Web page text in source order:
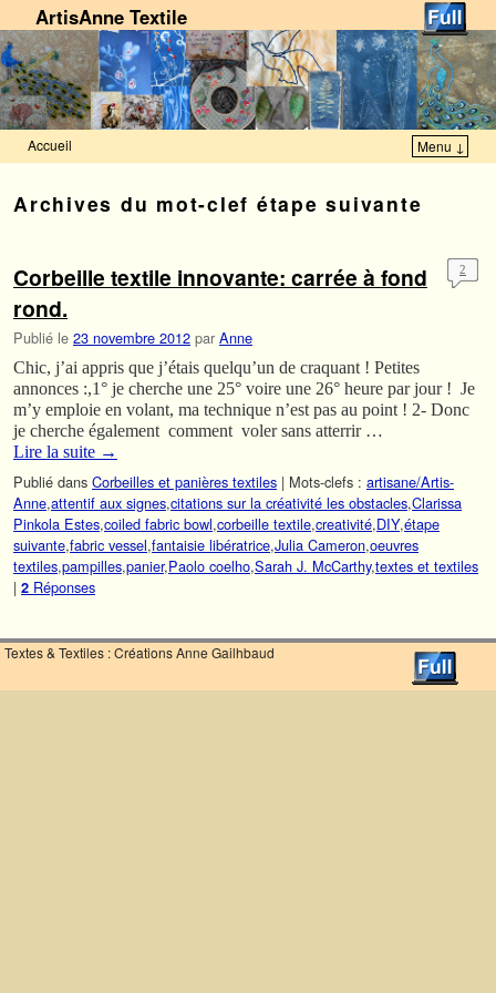
ArtisAnne Textile
Accueil Menu ↓
Archives du mot-clef étape suivante
Corbeille textile innovante: carrée à fond
rond.
Publié le 23 novembre 2012 par Anne
2
Chic, j’ai appris que j’étais quelqu’un de craquant ! Petites
annonces :,1° je cherche une 25° voire une 26° heure par jour ! Je
m’y emploie en volant, ma technique n’est pas au point ! 2- Donc
je cherche également comment voler sans atterrir …
Lire la suite →
Publié dans Corbeilles et panières textiles | Mots-clefs : artisane/Artis-
Anne,attentif aux signes,citations sur la créativité les obstacles,Clarissa
Pinkola Estes,coiled fabric bowl,corbeille textile,creativité,DIY,étape
suivante,fabric vessel,fantaisie libératrice,Julia Cameron,oeuvres
textiles,pampilles,panier,Paolo coelho,Sarah J. McCarthy,textes et textiles
| 2 Réponses
Textes & Textiles : Créations Anne Gailhbaud